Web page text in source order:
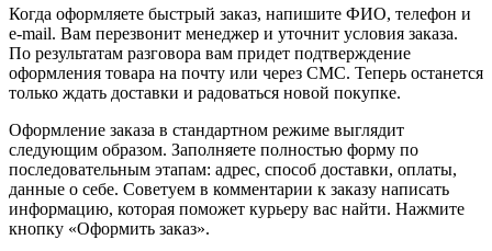
Когда оформляете быстрый заказ, напишите ФИО, телефон и
e-mail. Вам перезвонит менеджер и уточнит условия заказа.
По результатам разговора вам придет подтверждение
оформления товара на почту или через СМС. Теперь останется
только ждать доставки и радоваться новой покупке.
Оформление заказа в стандартном режиме выглядит
следующим образом. Заполняете полностью форму по
последовательным этапам: адрес, способ доставки, оплаты,
данные о себе. Советуем в комментарии к заказу написать
информацию, которая поможет курьеру вас найти. Нажмите
кнопку «Оформить заказ».